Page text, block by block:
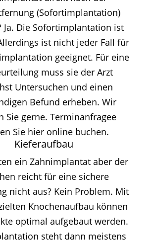
(Sofortimplantation)
Ja. Die Sofortimplantation ist
ist nicht jeder Fall für
geeignet. Für eine
muss sie der Arzt
Untersuchen und einen
Befund erheben. Wir
Sie gerne. Terminanfragee
Sie hier online buchen.
Kieferaufbau
ein Zahnimplantat aber der
reicht für eine sichere
nicht aus? Kein Problem. Mit
Knochenaufbau können
optimal aufgebaut werden.
steht dann meistens